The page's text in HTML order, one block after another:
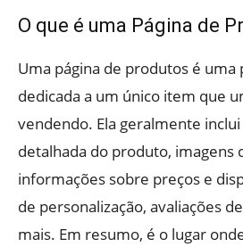
O que é uma Página de
Uma página de produtos é uma
dedicada a um único item que
vendendo. Ela geralmente
detalhada do produto, imagens
informações sobre preços e
de personalização, avaliações
mais. Em resumo, é o lugar